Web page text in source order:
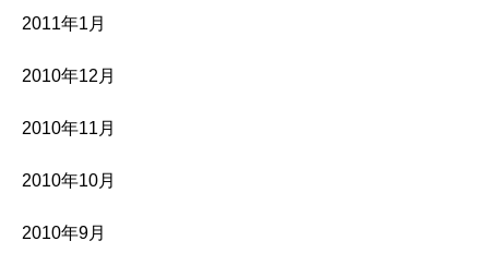
2011年1月
2010年12月
2010年11月
2010年10月
2010年9月